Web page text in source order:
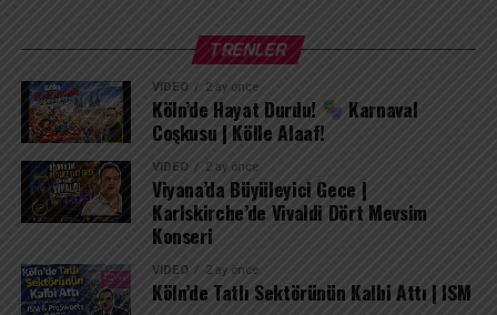
TRENLER
VIDEO 2 ay önce
Köln’de Hayat Durdu!
Karnaval
Coşkusu | Kölle Alaaf!
VIDEO 2 ay önce
Viyana’da Büyüleyici Gece |
Karlskirche’de Vivaldi Dört Mevsim
Konseri
VIDEO 2 ay önce
Köln’de Tatlı Sektörünün Kalbi Attı | ISM